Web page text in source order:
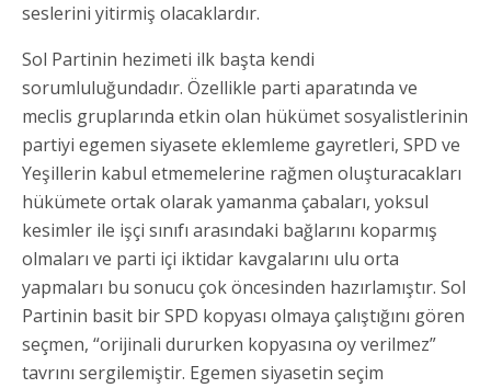
seslerini yitirmiş olacaklardır.
Sol Partinin hezimeti ilk başta kendi
sorumluluğundadır. Özellikle parti aparatında ve
meclis gruplarında etkin olan hükümet sosyalistlerinin
partiyi egemen siyasete eklemleme gayretleri, SPD ve
Yeşillerin kabul etmemelerine rağmen oluşturacakları
hükümete ortak olarak yamanma çabaları, yoksul
kesimler ile işçi sınıfı arasındaki bağlarını koparmış
olmaları ve parti içi iktidar kavgalarını ulu orta
yapmaları bu sonucu çok öncesinden hazırlamıştır. Sol
Partinin basit bir SPD kopyası olmaya çalıştığını gören
seçmen, “orijinali dururken kopyasına oy verilmez”
tavrını sergilemiştir. Egemen siyasetin seçim